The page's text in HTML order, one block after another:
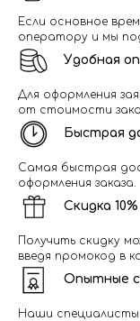
Если основное
оператору и мы
Удобная
Для оформления
от стоимости
Быстрая
Самая быстрая
оформления заказа.
Скидка
Получить скидку
введя промокод в
Опытные
Наши